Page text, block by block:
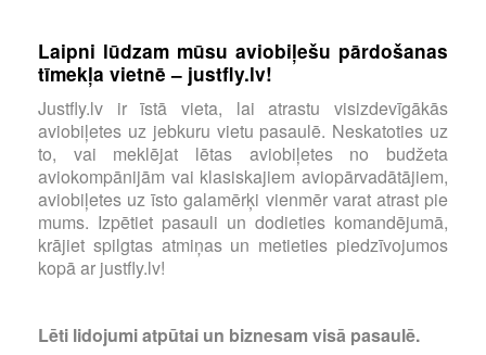
Laipni lūdzam mūsu aviobiļešu pārdošanas
tīmekļa vietnē – justfly.lv!
Justfly.lv ir īstā vieta, lai atrastu visizdevīgākās
aviobiļetes uz jebkuru vietu pasaulē. Neskatoties uz
to, vai meklējat lētas aviobiļetes no budžeta
aviokompānijām vai klasiskajiem aviopārvadātājiem,
aviobiļetes uz īsto galamērķi vienmēr varat atrast pie
mums. Izpētiet pasauli un dodieties komandējumā,
krājiet spilgtas atmiņas un metieties piedzīvojumos
kopā ar justfly.lv!
Lēti lidojumi atpūtai un biznesam visā pasaulē.